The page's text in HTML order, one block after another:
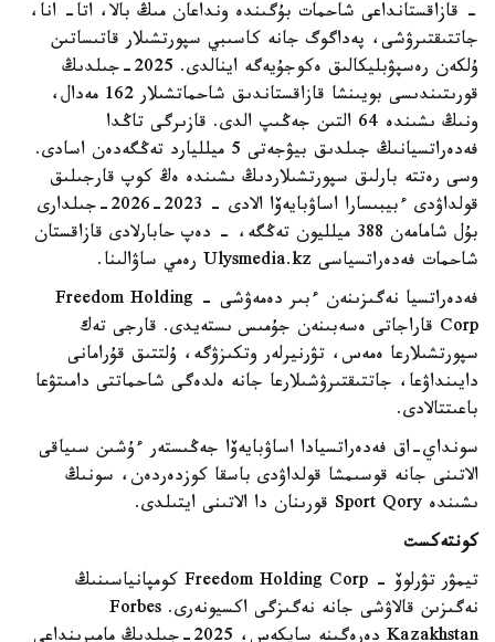
- قازاقستانداعى شاحمات بۇگىندە ونداعان مىڭ بالا، اتا- انا،
جاتتىقتىرۋشى، پەداگوگ جانە كاسىبي سپورتشىلار قاتىساتىن
ۇلكەن رەسپۋبليكالىق ەكوجۇيەگە اينالدى. 2025-جىلدىڭ
قورىتىندىسى بويىنشا قازاقستاندىق شاحماتشىلار 162 مەدال،
ونىڭ ىشىندە 64 التىن جەڭىپ الدى. قازىرگى تاڭدا
فەدەراتسيانىڭ جىلدىق بيۋجەتى 5 ميلليارد تەڭگەدەن اسادى.
وسى رەتتە بارلىق سپورتشىلاردىڭ ىشىندە ەڭ كوپ قارجىلىق
قولداۋدى ءبيبىسارا اساۋبايەۆا الادى - 2023-2026-جىلدارى
بۇل شامامەن 388 ميلليون تەڭگە، - دەپ حابارلادى قازاقستان
شاحمات فەدەراتسياسى Ulysmedia.kz رەمي ساۋالىنا.
فەدەراتسيا نەگىزىنەن ءبىر دەمەۋشى - Freedom Holding
Corp قاراجاتى ەسەبىنەن جۇمىس ىستەيدى. قارجى تەك
سپورتشىلارعا ەمەس، تۋرنيرلەر وتكىزۋگە، ۇلتتىق قۇرامانى
دايىنداۋعا، جاتتىقتىرۋشىلارعا جانە ەلدەگى شاحماتتى دامىتۋعا
باعىتتالادى.
سونداي-اق فەدەراتسيادا اساۋبايەۆا جەڭىستەر ءۇشىن سىياقى
الاتىنى جانە قوسىمشا قولداۋدى باسقا كوزدەردەن، سونىڭ
ىشىندە Sport Qory قورىنان دا الاتىنى ايتىلدى.
كونتەكست
تيمۋر تۋرلوۆ - Freedom Holding Corp كومپانياسىنىڭ
نەگىزىن قالاۋشى جانە نەگىزگى اكسيونەرى. Forbes